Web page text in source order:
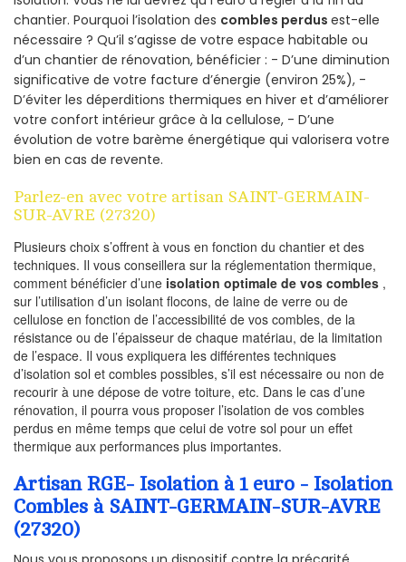
chantier. Pourquoi l’isolation des combles perdus est-elle
nécessaire ? Qu’il s’agisse de votre espace habitable ou
d’un chantier de rénovation, bénéficier : - D’une diminution
significative de votre facture d’énergie (environ 25%), -
D’éviter les déperditions thermiques en hiver et d’améliorer
votre confort intérieur grâce à la cellulose, - D’une
évolution de votre barème énergétique qui valorisera votre
bien en cas de revente.
Parlez-en avec votre artisan SAINT-GERMAIN-
SUR-AVRE (27320)
Plusieurs choix s’offrent à vous en fonction du chantier et des
techniques. Il vous conseillera sur la réglementation thermique,
comment bénéficier d’une isolation optimale de vos combles ,
sur l’utilisation d’un isolant flocons, de laine de verre ou de
cellulose en fonction de l’accessibilité de vos combles, de la
résistance ou de l’épaisseur de chaque matériau, de la limitation
de l’espace. Il vous expliquera les différentes techniques
d’isolation sol et combles possibles, s’il est nécessaire ou non de
recourir à une dépose de votre toiture, etc. Dans le cas d’une
rénovation, il pourra vous proposer l’isolation de vos combles
perdus en même temps que celui de votre sol pour un effet
thermique aux performances plus importantes.
Artisan RGE- Isolation à 1 euro - Isolation
Combles à SAINT-GERMAIN-SUR-AVRE
(27320)